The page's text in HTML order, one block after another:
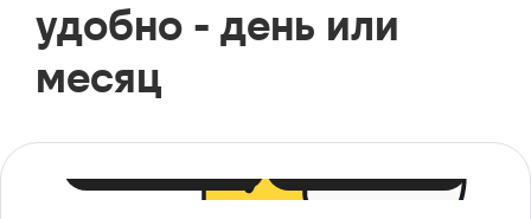
удобно - день или
месяц